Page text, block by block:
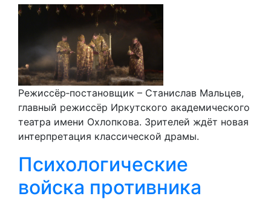
Режиссёр‑постановщик – Станислав Мальцев,
главный режиссёр Иркутского академического
театра имени Охлопкова. Зрителей ждёт новая
интерпретация классической драмы.
Психологические
войска противника